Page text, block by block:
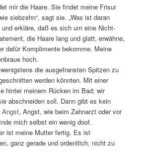
mir die Haare. Sie findet meine Frisur
siebzehn“, sagt sie. „Was ist daran
erkläre, daß es sich um eine Nicht-
die Haare lang und glatt, erwähne,
dafür Komplimente bekomme. Meine
hoch.
die ausgefransten Spitzen zu
werden könnten. Mit einer
hinter meinem Rücken im Bad; wir
abschneiden soll. Dann gibt es kein
Angst, Angst, wie beim Zahnarzt oder vor
mich selbst ein wenig doof.
ist meine Mutter fertig. Es ist
ganz gerade und ordentlich, nicht zu